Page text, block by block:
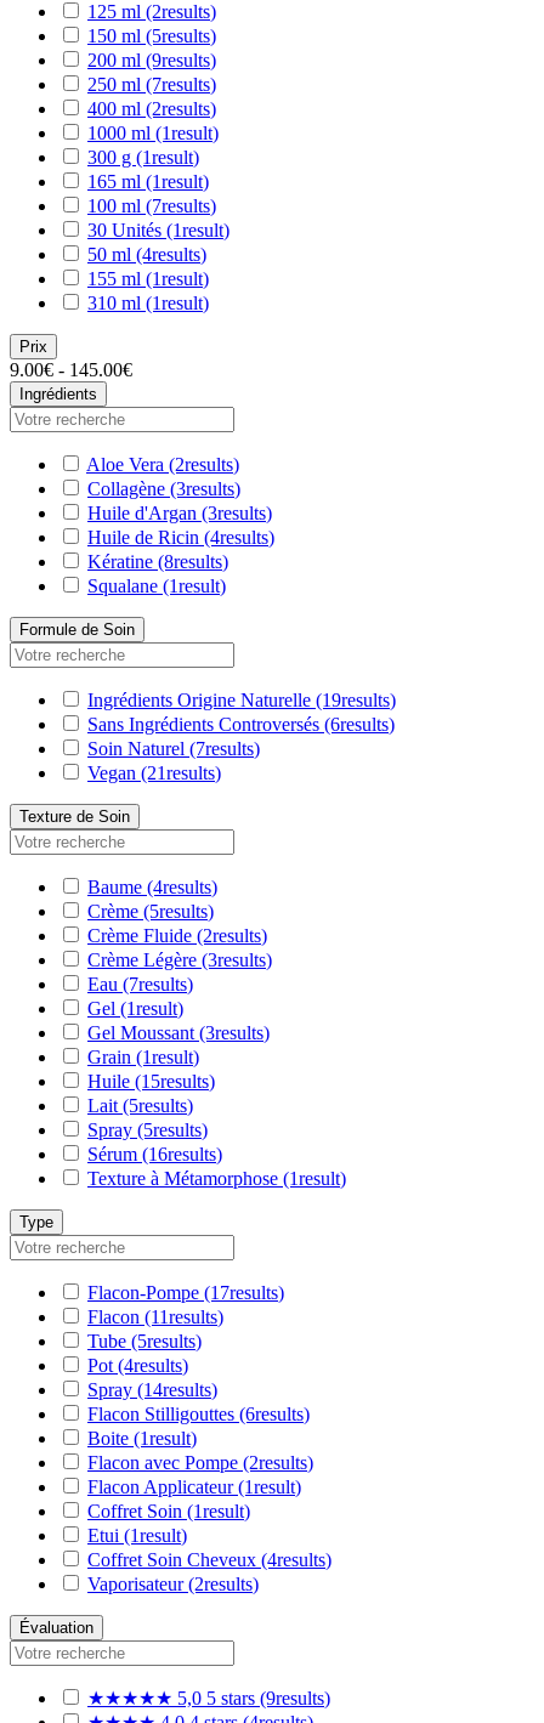
125 ml (2results)
150 ml (5results)
200 ml (9results)
250 ml (7results)
400 ml (2results)
1000 ml (1result)
300 g (1result)
165 ml (1result)
100 ml (7results)
30 Unités (1result)
50 ml (4results)
155 ml (1result)
310 ml (1result)
Prix
9.00€ - 145.00€
Ingrédients
Aloe Vera (2results)
Collagène (3results)
Huile d'Argan (3results)
Huile de Ricin (4results)
Kératine (8results)
Squalane (1result)
Formule de Soin
Ingrédients Origine Naturelle (19results)
Sans Ingrédients Controversés (6results)
Soin Naturel (7results)
Vegan (21results)
Texture de Soin
Baume (4results)
Crème (5results)
Crème Fluide (2results)
Crème Légère (3results)
Eau (7results)
Gel (1result)
Gel Moussant (3results)
Grain (1result)
Huile (15results)
Lait (5results)
Spray (5results)
Sérum (16results)
Texture à Métamorphose (1result)
Type
Flacon-Pompe (17results)
Flacon (11results)
Tube (5results)
Pot (4results)
Spray (14results)
Flacon Stilligouttes (6results)
Boite (1result)
Flacon avec Pompe (2results)
Flacon Applicateur(1result)
Coffret Soin (1result)
Etui (1result)
Coffret Soin Cheveux (4results)
Vaporisateur(2results)
Évaluation
★★★★★ 5,0 5 stars (9results)